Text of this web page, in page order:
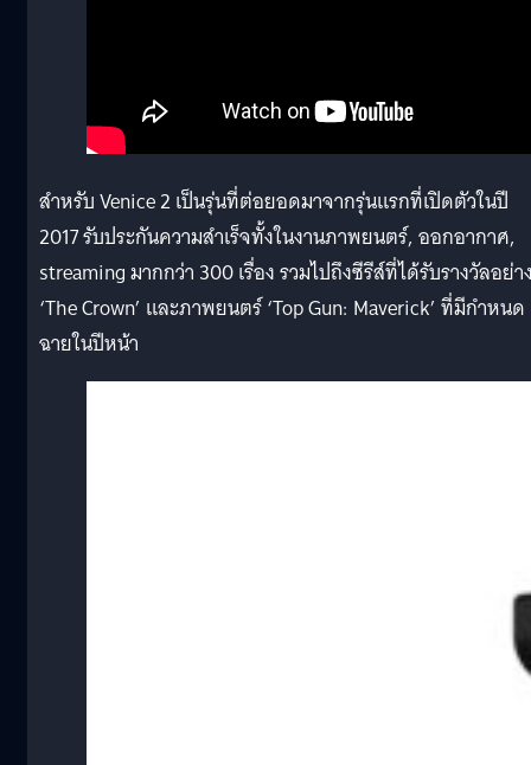
สำหรับ Venice 2 เป็นรุ่นที่ต่อยอดมาจากรุ่นแรกที่เปิดตัวในปี
2017 รับประกันความสำเร็จทั้งในงานภาพยนตร์, ออกอากาศ,
streaming มากกว่า 300 เรื่อง รวมไปถึงซีรีส์ที่ได้รับรางวัลอย่า
‘The Crown’ และภาพยนตร์ ‘Top Gun: Maverick’ ที่มีกำหนด
ฉายในปีหน้า